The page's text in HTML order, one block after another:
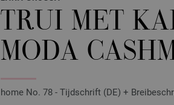
TRUI MET
MODA
home No. 78 - Tijdschrift (DE) +